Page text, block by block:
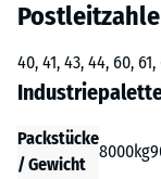
40, 41, 43, 44, 60,
Packstücke
/ Gewicht
8000kg